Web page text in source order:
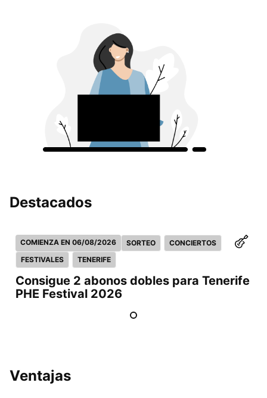
Destacados
COMIENZA EN 06/08/2026 SORTEO
CONCIERTOS
FESTIVALES
TENERIFE
Consigue 2 abonos dobles para Tenerife
PHE Festival 2026
Ventajas